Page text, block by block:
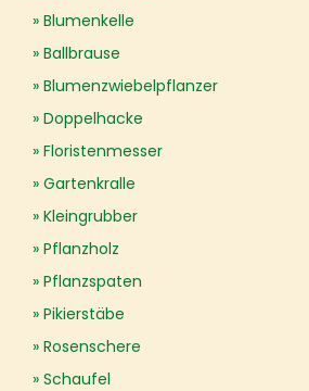
Blumenkelle
Ballbrause
Blumenzwiebelpflanzer
Doppelhacke
Floristenmesser
Gartenkralle
Kleingrubber
Pflanzholz
Pflanzspaten
Pikierstäbe
Rosenschere
Schaufel